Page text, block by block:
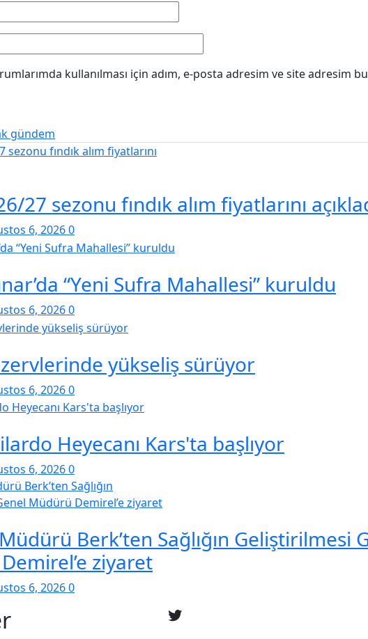
kullanılması için adım, e-posta adresim ve site adresim
gündem
27 sezonu fındık alım fiyatlarını
6, 20260
“Yeni Sufra Mahallesi” kuruldu
6, 20260
yükseliş sürüyor
6, 20260
Heyecanı Kars'ta başlıyor
6, 20260
Berk’ten Sağlığın Geliştirilmesi
ziyaret
6, 20260